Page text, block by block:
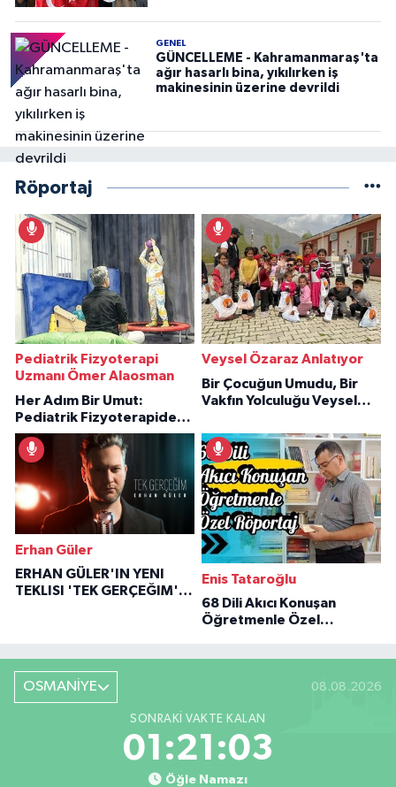
GENEL
GÜNCELLEME - Kahramanmaraş'ta
ağır hasarlı bina, yıkılırken iş
makinesinin üzerine devrildi
Röportaj
Pediatrik Fizyoterapi
Uzmanı Ömer Alaosman
Her Adım Bir Umut:
Pediatrik Fizyoterapiden
İlham Veren Hikâyeler
Veysel Özaraz Anlatıyor
Bir Çocuğun Umudu, Bir
Vakfın Yolculuğu Veysel
Erhan Güler
ERHAN GÜLER'IN YENI
TEKLISI 'TEK GERÇEĞIM'LE
Enis Tataroğlu
68 Dili Akıcı Konuşan
Öğretmenle Özel
OSMANİYE 08.08.2026
SONRAKI VAKTE KALAN
01:21:02
Öğle Namazı